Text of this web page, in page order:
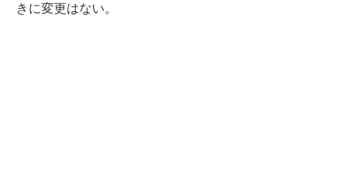
きに変更はない。